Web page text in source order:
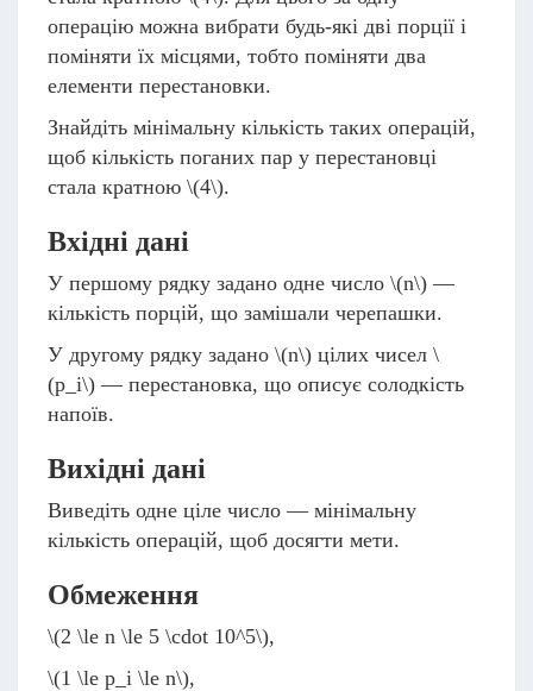
операцію можна вибрати будь-які дві порції і
поміняти їх місцями, тобто поміняти два
елементи перестановки.
Знайдіть мінімальну кількість таких операцій,
щоб кількість поганих пар у перестановці
стала кратною \(4\).
Вхідні дані
У першому рядку задано одне число \(n\) —
кількість порцій, що замішали черепашки.
У другому рядку задано \(n\) цілих чисел \
(p_i\) — перестановка, що описує солодкість
напоїв.
Вихідні дані
Виведіть одне ціле число — мінімальну
кількість операцій, щоб досягти мети.
Обмеження
\(2 \le n \le 5 \cdot 10^5\),
\(1 \le p_i \le n\),